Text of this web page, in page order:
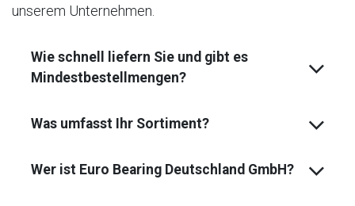
unserem Unternehmen.
Wie schnell liefern Sie und gibt es
Mindest­bestell­mengen?
Was umfasst Ihr Sortiment?
Wer ist Euro Bearing Deutschland GmbH?